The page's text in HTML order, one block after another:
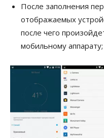
После заполнения
отображаемых
после чего
мобильному аппарату;